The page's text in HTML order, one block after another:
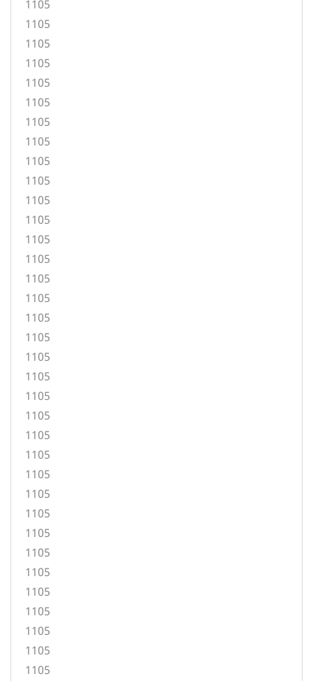
1105
1105
1105
1105
1105
1105
1105
1105
1105
1105
1105
1105
1105
1105
1105
1105
1105
1105
1105
1105
1105
1105
1105
1105
1105
1105
1105
1105
1105
1105
1105
1105
1105
1105
1105